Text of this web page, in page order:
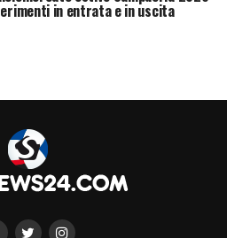
in entrata e in uscita